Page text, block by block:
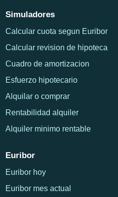
Simuladores
Calcular cuota segun Euribor
Calcular revision de hipoteca
Cuadro de amortizacion
Esfuerzo hipotecario
Alquilar o comprar
Rentabilidad alquiler
Alquiler minimo rentable
Euribor
Euribor hoy
Euribor mes actual